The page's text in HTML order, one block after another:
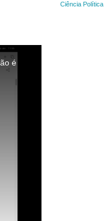
Ciência Política
é